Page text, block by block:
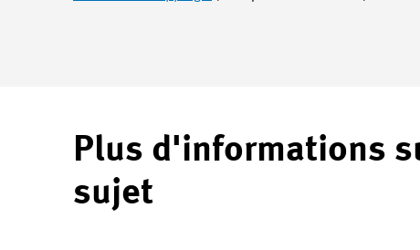
Plus d'informations
sujet